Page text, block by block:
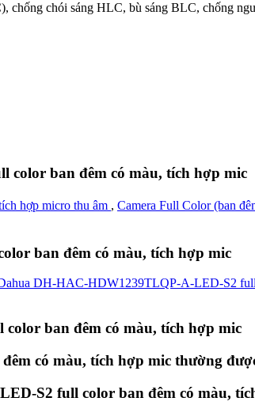
chống chói sáng HLC, bù sáng BLC, chống
color ban đêm có màu, tích hợp mic
hợp micro thu âm , Camera Full Color (ban
ban đêm có màu, tích hợp mic
DH-HAC-HDW1239TLQP-A-LED-S2
ban đêm có màu, tích hợp mic
có màu, tích hợp mic thường
S2 full color ban đêm có màu,